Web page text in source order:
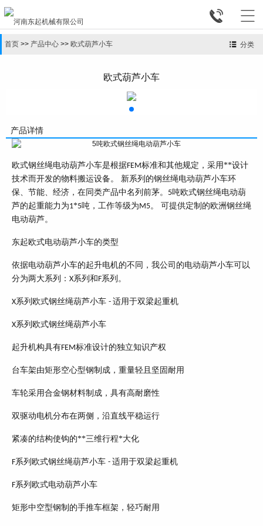


分类
首页 >> 产品中心 >> 欧式葫芦小车
欧式葫芦小车
产品详情
欧式钢丝绳电动葫芦小车是根据FEM标准和其他规定，采用**设计
技术而开发的物料搬运设备。 新系列的钢丝绳电动葫芦小车环
保、节能、经济，在同类产品中名列前茅。 5吨欧式钢丝绳电动葫
芦的起重能力为1*5吨，工作等级为M5。 可提供定制的欧洲钢丝绳
电动葫芦。
东起欧式电动葫芦小车的类型
依据电动葫芦小车的起升电机的不同，我公司的电动葫芦小车可以
分为两大系列： X系列和 F系列。
X系列欧式钢丝绳葫芦小车 - 适用于双梁起重机
X系列欧式钢丝绳葫芦小车
起升机构具有FEM标准设计的独立知识产权
台车架由矩形空心型钢制成，重量轻且坚固耐用
车轮采用合金钢材料制成，具有高耐磨性
双驱动电机分布在两侧，沿直线平稳运行
紧凑的结构使钩的**三维行程*大化
F系列欧式钢丝绳葫芦小车 - 适用于双梁起重机
F系列欧式电动葫芦小车
矩形中空型钢制的手推车框架，轻巧耐用